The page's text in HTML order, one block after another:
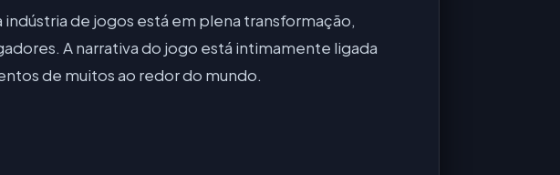
de jogos está em plena transformação,
A narrativa do jogo está intimamente ligada
de muitos ao redor do mundo.